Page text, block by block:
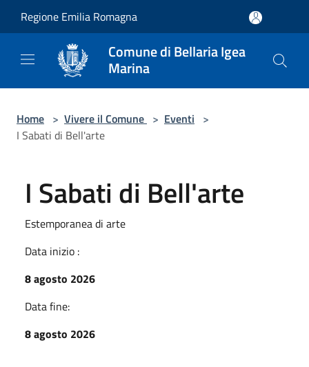
Regione Emilia Romagna
Comune di Bellaria Igea
Marina
Home > Vivere il Comune > Eventi >
I Sabati di Bell'arte
I Sabati di Bell'arte
Estemporanea di arte
Data inizio :
8 agosto 2026
Data fine:
8 agosto 2026